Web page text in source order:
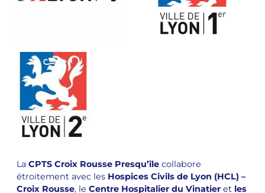
LaCPTS Croix Rousse Presqu’île collabore
étroitement avec les Hospices Civils de Lyon (HCL) –
Croix Rousse, leCentre Hospitalier du Vinatieret les